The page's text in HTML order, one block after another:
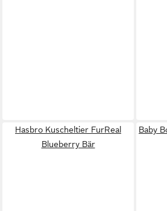
Hasbro Kuscheltier FurReal
Blueberry Bär
Baby